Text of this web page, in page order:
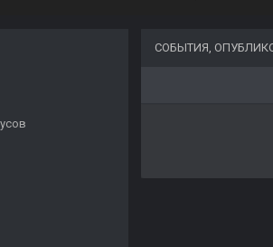
СОБЫТИЯ,